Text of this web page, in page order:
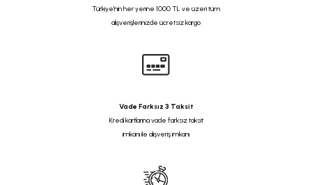
Türkiye'nin her yerine 1000 TL ve üzeri tüm
alışverişlerinizde ücretsiz kargo
Vade Farksız 3 Taksit
Kredi kartlarına vade farksız taksit
imkanı ile alışveriş imkanı